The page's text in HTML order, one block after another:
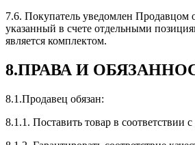
7.6. Покупатель уведомлен Продавцом
указанный в счете отдельными
является комплектом.
8.ПРАВА И
8.1.Продавец обязан:
8.1.1. Поставить товар в соответствии